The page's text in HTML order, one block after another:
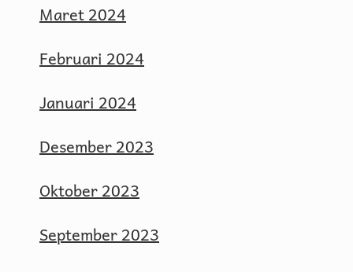
Maret 2024
Februari 2024
Januari 2024
Desember 2023
Oktober 2023
September 2023